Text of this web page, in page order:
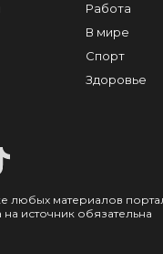
Работа
В мире
Спорт
Здоровье
любых материалов
на источник обязательна